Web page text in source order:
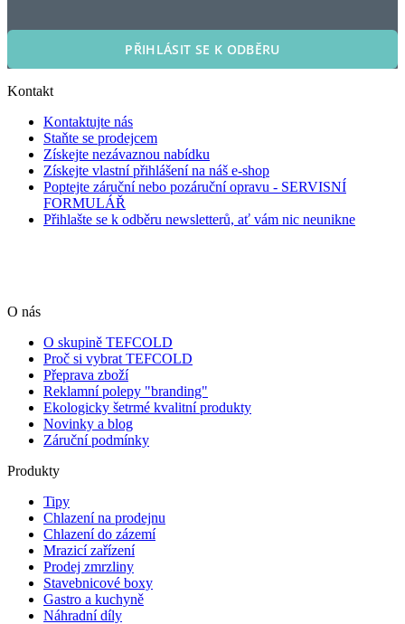
PŘIHLÁSIT SE K ODBĚRU
Kontakt
Kontaktujte nás
Staňte se prodejcem
Získejte nezávaznou nabídku
Získejte vlastní přihlášení na náš e-shop
Poptejte záruční nebo pozáruční opravu - SERVISNÍ
FORMULÁŘ
Přihlašte se k odběru newsletterů, ať vám nic neunikne
O nás
O skupině TEFCOLD
Proč si vybrat TEFCOLD
Přeprava zboží
Reklamní polepy "branding"
Ekologicky šetrmé kvalitní produkty
Novinky a blog
Záruční podmínky
Produkty
Tipy
Chlazení na prodejnu
Chlazení do zázemí
Mrazicí zařízení
Prodej zmrzliny
Stavebnicové boxy
Gastro a kuchyně
Náhradní díly